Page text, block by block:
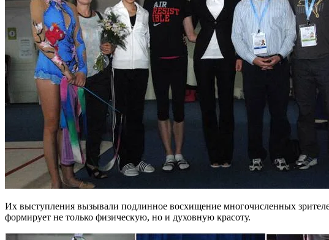
Их выступления вызывали подлинное восхищение многочисленных
формирует не только физическую, но и духовную красоту.